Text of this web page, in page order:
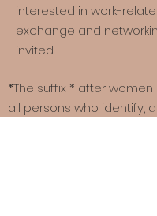
interested in work-
exchange and
invited.
*The suffix * after women
all persons who identify,